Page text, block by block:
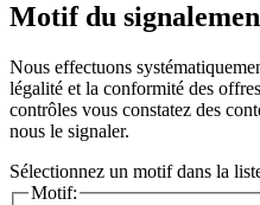
Motif du
Nous effectuons
légalité et la conformité des
contrôles vous constatez des
nous le signaler.
Sélectionnez un motif dans la
Motif: